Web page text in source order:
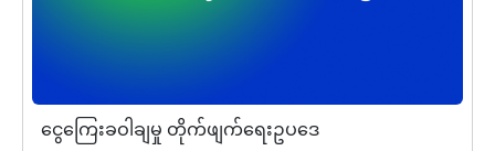
ငွေကြေးခဝါချမှု တိုက်ဖျက်ရေးဥပဒေ